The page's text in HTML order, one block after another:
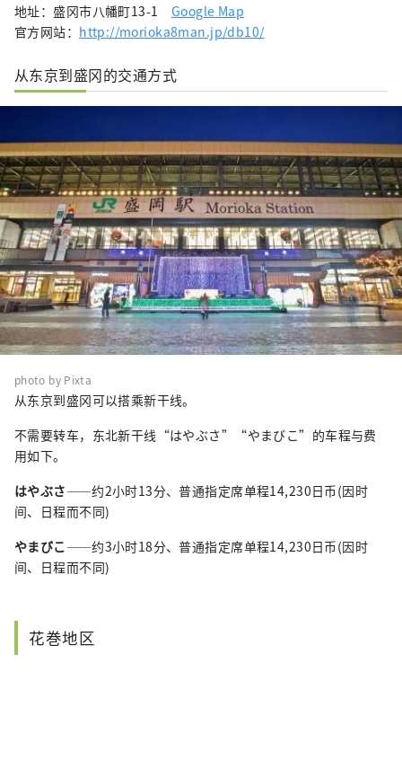
地址：盛冈市八幡町13-1 Google Map
官方网站： http://morioka8man.jp/db10/
从东京到盛冈的交通方式
photo by Pixta
从东京到盛冈可以搭乘新干线。
不需要转车，东北新干线“はやぶさ”“やまびこ”的车程与费
用如下。
はやぶさ——约2小时13分、普通指定席单程14,230日币(因时
间、日程而不同)
やまびこ——约3小时18分、普通指定席单程14,230日币(因时
间、日程而不同)
花巻地区